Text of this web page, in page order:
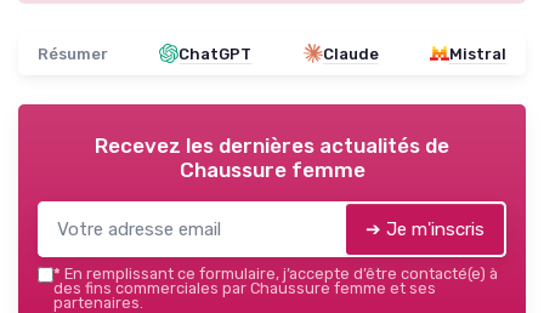
Résumer ChatGPT Claude Mistral
Recevez les dernières actualités de
Chaussure femme
➔ Je m'inscris
* En remplissant ce formulaire, j’accepte d’être contacté(e) à
des fins commerciales par Chaussure femme et ses
partenaires.